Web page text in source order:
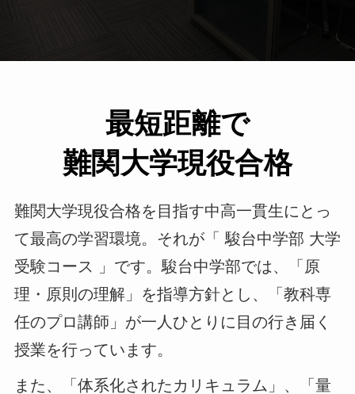
最短距離で
難関大学現役合格
難関大学現役合格を目指す中高一貫生にとっ
て最高の学習環境。それが「 駿台中学部 大学
受験コース 」です。駿台中学部では、「原
理・原則の理解」を指導方針とし、「教科専
任のプロ講師」が一人ひとりに目の行き届く
授業を行っています。
また、「体系化されたカリキュラム」、「量